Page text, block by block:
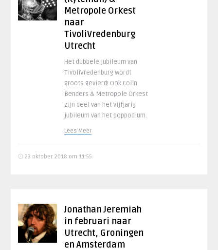
Metropole Orkest
naar
TivoliVredenburg
Utrecht
Het dubbele jubileum van
TivoliVredenburg wordt
groots gevierd! Ook Colin
Benders & Metropole Orkest
zijn deel van het vijfjarig
jubileum van het poppodium.
Lees Meer
23 oktober 2018 om 11:55
Jonathan Jeremiah
in februari naar
Utrecht, Groningen
en Amsterdam